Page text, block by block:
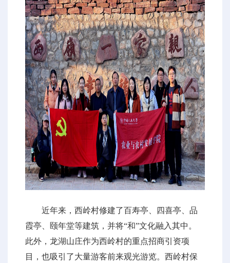
近年来，西岭村修建了百寿亭、四喜亭、品
霞亭、颐年堂等建筑，并将“和”文化融入其中。
此外，龙湖山庄作为西岭村的重点招商引资项
目，也吸引了大量游客前来观光游览。西岭村保